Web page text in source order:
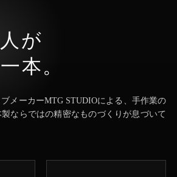
が
本。
メーカーMTG STUDIOによる、手作業の
ならではの精密なものづくりが息づいて